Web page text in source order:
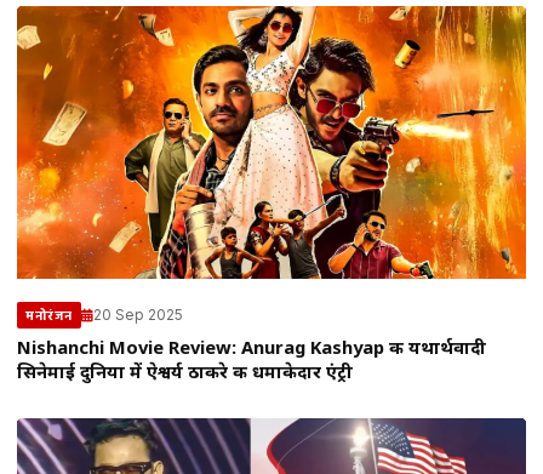
मनोरंजन 20 Sep 2025
Nishanchi Movie Review: Anurag Kashyap की यथार्थवादी
सिनेमाई दुनिया में ऐश्वर्य ठाकरे की धमाकेदार एंट्री